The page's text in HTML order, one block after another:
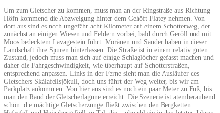
Um zum Gletscher zu kommen, muss man an der Ringstraße aus Richtung
Höfn kommend die Abzweigung hinter dem Gehöft Flatey nehmen. Von
dort aus sind es noch ungefähr acht Kilometer auf einem Schotterweg, der
zunächst an einigen Wiesen und Feldern vorbei, bald durch Geröll und mit
Moos bedecktem Lavagestein führt. Moränen und Sander haben in dieser
Landschaft ihre Spuren hinterlassen. Die Straße ist in einem relativ guten
Zustand, jedoch muss man sich auf einige Schlaglöcher gefasst machen und
daher die Fahrgeschwindigkeit, wie überhaupt auf Schotterstraßen,
entsprechend anpassen. Links in der Ferne sieht man die Ausläufer des
Gletschers Skálafellsjökull, doch uns führt der Weg weiter, bis wir am
Parkplatz ankommen. Von hier aus sind es noch ein paar Meter zu Fuß, bis
man den Rand der Gletscherlagune erreicht. Die Szenerie ist atemberaubend
schön: die mächtige Gletscherzunge fließt zwischen den Bergketten